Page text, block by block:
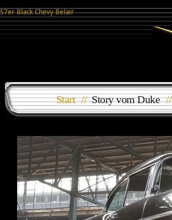
57er Black Chevy Belair
Start // Story vom Duke //